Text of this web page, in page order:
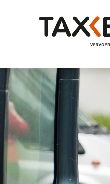
Naar hoofdinhoud